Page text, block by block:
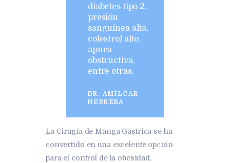
diabetes tipo 2,
presión
sanguínea alta,
colestrol alto,
apnea
obstructiva,
entre otras.
DR. AMÍLCAR
HERRERA
La Cirugía de Manga Gástrica se ha
convertido en una excelente opción
para el control de la obesidad.